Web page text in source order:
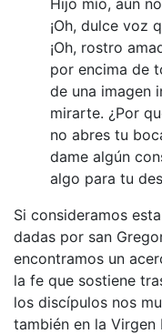
¡Oh, dulce voz
¡Oh, rostro
por encima de
de una imagen
mirarte. ¿Por
no abres tu
dame algún
algo para tu
Si consideramos
dadas por san
encontramos un
la fe que sostiene
los discípulos nos
también en la